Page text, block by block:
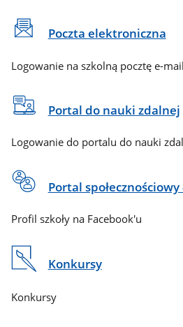
Poczta elektroniczna
Logowanie na szkolną pocztę e-mail
Portal do nauki zdalnej
Logowanie do portalu do nauki
Portal społecznościowy
Profil szkoły na Facebook'u
Konkursy
Konkursy